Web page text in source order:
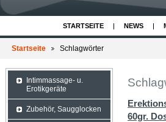
STARTSEITE NEWS
Startseite Schlagwörter
60gr.
Intimmassage- u.
Erotikgeräte
Zubehör, Saugglocken